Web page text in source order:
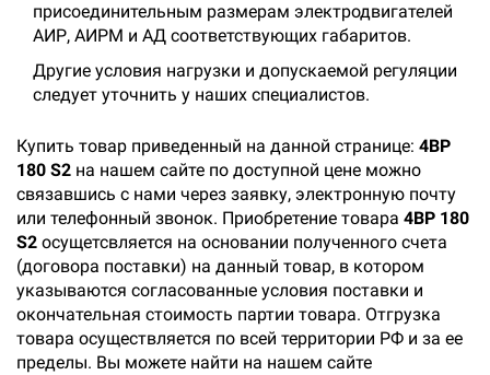
присоединительным размерам электродвигателей
АИР, АИРМ и АД соответствующих габаритов.
Другие условия нагрузки и допускаемой регуляции
следует уточнить у наших специалистов.
Купить товар приведенный на данной странице: 4ВР
180 S2 на нашем сайте по доступной цене можно
связавшись с нами через заявку, электронную почту
или телефонный звонок. Приобретение товара 4ВР 180
S2 осущетсвляется на основании полученного счета
(договора поставки) на данный товар, в котором
указываются согласованные условия поставки и
окончательная стоимость партии товара. Отгрузка
товара осуществляется по всей территории РФ и за ее
пределы. Вы можете найти на нашем сайте